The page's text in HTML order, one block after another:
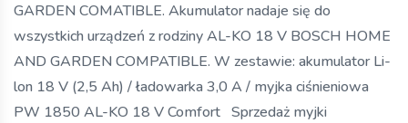
GARDEN COMATIBLE. Akumulator nadaje się do
wszystkich urządzeń z rodziny AL-KO 18 V BOSCH HOME
AND GARDEN COMPATIBLE. W zestawie: akumulator Li-
lon 18 V (2,5 Ah) / ładowarka 3,0 A / myjka ciśnieniowa
PW 1850 AL-KO 18 V Comfort Sprzedaż myjki